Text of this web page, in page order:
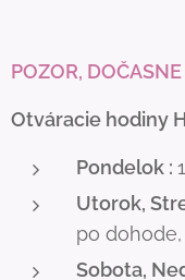
POZOR,
Otváracie hodiny
Pondelok :
Utorok,
po
Sobota,